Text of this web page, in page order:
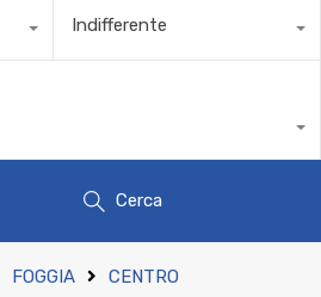
Indifferente
Cerca
FOGGIA CENTRO